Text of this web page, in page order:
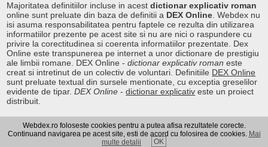
Majoritatea definitiilor incluse in acestdictionar explicativ roman
online sunt preluate din baza de definitii a DEX Online . Webdex nu
isi asuma responsabilitatea pentru faptele ce rezulta din utilizarea
informatiilor prezente pe acest site si nu are nici o raspundere cu
privire la corectitudinea si coerenta informatiilor prezentate. Dex
Online este transpunerea pe internet a unor dictionare de prestigiu
ale limbii romane. DEX Online -dictionar explicativ roman este
creat si intretinut de un colectiv de voluntari. Definitiile DEX Online
sunt preluate textual din sursele mentionate, cu exceptia greselilor
evidente de tipar.DEX Online -dictionar explicativ este un proiect
distribuit.
Curs valutar|Kurs walut|Pret fier vechi
Webdex.ro foloseste cookies pentru a putea afisa rezultatele corecte.
Continuand navigarea pe acest site, esti de acord cu folosirea de cookies. Mai
multe detalii
OK